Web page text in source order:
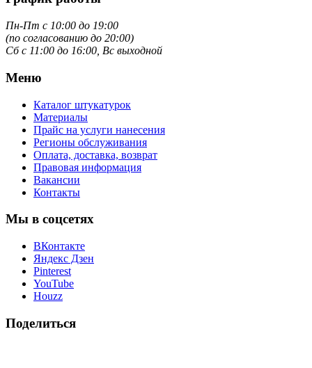
Пн-Пт с 10:00 до 19:00
(по согласованию до 20:00)
Сб с 11:00 до 16:00, Вс выходной
Меню
Каталог штукатурок
Материалы
Прайс на услуги нанесения
Регионы обслуживания
Оплата, доставка, возврат
Правовая информация
Вакансии
Контакты
Мы в соцсетях
ВКонтакте
Яндекс Дзен
Pinterest
YouTube
Houzz
Поделиться